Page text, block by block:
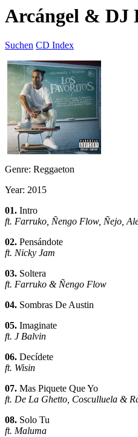
Arcángel & DJ
Suchen CD Index
Genre: Reggaeton
Year: 2015
01. Intro
ft. Farruko, Ñengo Flow, Ñejo,
02. Pensándote
ft. Nicky Jam
03. Soltera
ft. Farruko & Ñengo Flow
04. Sombras De Austin
05. Imaginate
ft. J Balvin
06. Decídete
ft. Wisin
07. Mas Piquete Que Yo
ft. De La Ghetto, Cosculluela &
08. Solo Tu
ft. Maluma